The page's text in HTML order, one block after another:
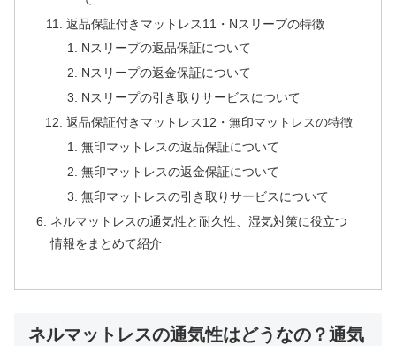
返品保証付きマットレス11・Nスリープの特徴
Nスリープの返品保証について
Nスリープの返金保証について
Nスリープの引き取りサービスについて
返品保証付きマットレス12・無印マットレスの特徴
無印マットレスの返品保証について
無印マットレスの返金保証について
無印マットレスの引き取りサービスについて
ネルマットレスの通気性と耐久性、湿気対策に役立つ
情報をまとめて紹介
ネルマットレスの通気性はどうなの？通気